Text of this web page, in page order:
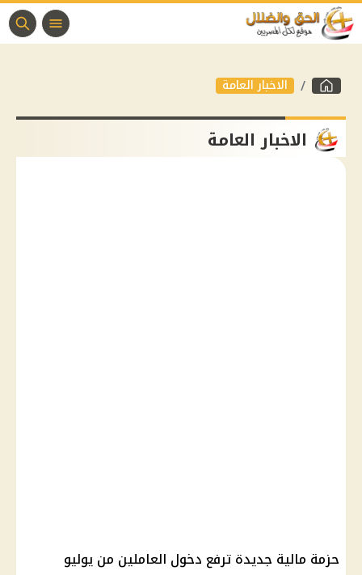
الاخبار العامة
الاخبار العامة
حزمة مالية جديدة ترفع دخول العاملين من يوليو